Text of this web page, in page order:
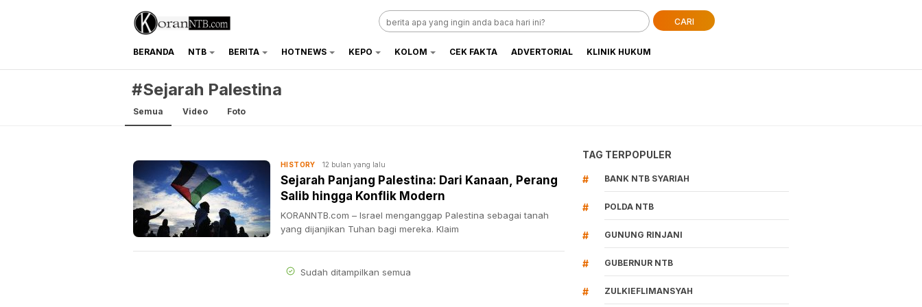
koranntb.com
CARI
BERANDA NTB BERITA HOTNEWS KEPO KOLOM CEK FAKTA ADVERTORIAL KLINIK HUKUM
#Sejarah Palestina
Semua Video Foto
HISTORY 12 bulan yang lalu
Sejarah Panjang Palestina: Dari Kanaan, Perang
Salib hingga Konflik Modern
KORANNTB.com – Israel menganggap Palestina sebagai tanah
yang dijanjikan Tuhan bagi mereka. Klaim
Sudah ditampilkan semua
TAG TERPOPULER
# BANK NTB SYARIAH
# POLDA NTB
# GUNUNG RINJANI
# GUBERNUR NTB
# ZULKIEFLIMANSYAH